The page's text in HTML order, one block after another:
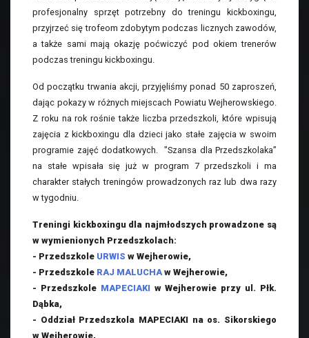
profesjonalny sprzęt potrzebny do treningu kickboxingu,
przyjrzeć się trofeom zdobytym podczas licznych zawodów,
a także sami mają okazję poćwiczyć pod okiem trenerów
podczas treningu kickboxingu.
Od początku trwania akcji, przyjęliśmy ponad 50 zaproszeń,
dając pokazy w różnych miejscach Powiatu Wejherowskiego.
Z roku na rok rośnie także liczba przedszkoli, które wpisują
zajęcia z kickboxingu dla dzieci jako stałe zajęcia w swoim
programie zajęć dodatkowych. "Szansa dla Przedszkolaka”
na stałe wpisała się już w program 7 przedszkoli i ma
charakter stałych treningów prowadzonych raz lub dwa razy
w tygodniu.
Treningi kickboxingu dla najmłodszych prowadzone są
w wymienionych Przedszkolach:
- Przedszkole URWIS w Wejherowie,
- Przedszkole RAJ MALUCHA w Wejherowie,
- Przedszkole MAPECIAKI w Wejherowie przy ul. Płk.
Dąbka,
- Oddział Przedszkola MAPECIAKI na os. Sikorskiego
w Wejherowie,